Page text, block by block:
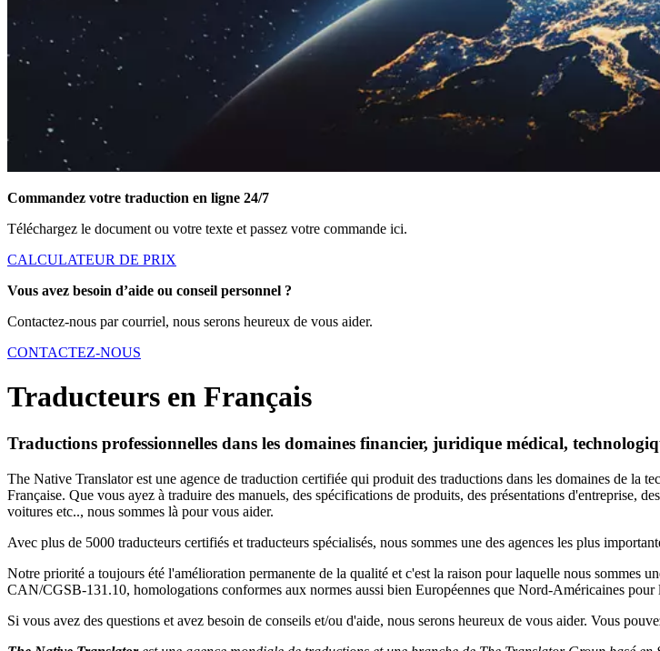
Commandez votre traduction en ligne 24/7
Téléchargez le document ou votre texte et passez votre commande ici.
CALCULATEUR DE PRIX
Vous avez besoin d’aide ou conseil personnel ?
Contactez-nous par courriel, nous serons heureux de vous aider.
CONTACTEZ-NOUS
Traducteurs en Français
Traductions professionnelles dans les domaines financier, juridique médical,
The Native Translator est une agence de traduction certifiée qui produit des traductions dans les domaines de la
Française. Que vous ayez à traduire des manuels, des spécifications de produits, des présentations d'entreprise,
voitures etc.., nous sommes là pour vous aider.
Avec plus de 5000 traducteurs certifiés et traducteurs spécialisés, nous sommes une des agences les plus
Notre priorité a toujours été l'amélioration permanente de la qualité et c'est la raison pour laquelle nous sommes
CAN/CGSB-131.10, homologations conformes aux normes aussi bien Européennes que Nord-Américaines pour
Si vous avez des questions et avez besoin de conseils et/ou d'aide, nous serons heureux de vous aider. Vous